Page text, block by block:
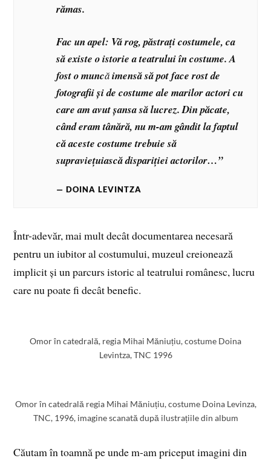
rămas.
Fac un apel: Vă rog, păstrați costumele, ca
să existe o istorie a teatrului în costume. A
fost o muncăimensă să pot face rost de
fotografii și de costume ale marilor actori cu
care am avut șansa să lucrez. Din păcate,
când eram tânără, nu m-am gândit la faptul
că aceste costume trebuie să
supraviețuiască dispariției actorilor…”
DOINA LEVINTZA
Într-adevăr, mai mult decât documentarea necesară
pentru un iubitor al costumului, muzeul creionează
implicit și un parcurs istoric al teatrului românesc, lucru
care nu poate fi decât benefic.
Omor în catedrală, regia Mihai Măniuțiu, costume Doina
Levintza, TNC 1996
Omor în catedrală regia Mihai Măniuțiu, costume Doina Levinza,
TNC, 1996, imagine scanată după ilustrațiile din album
Căutam în toamnă pe unde m-am priceput imagini din